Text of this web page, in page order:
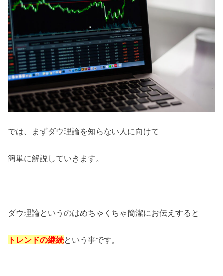
では、まずダウ理論を知らない人に向けて
簡単に解説していきます。
ダウ理論というのはめちゃくちゃ簡潔にお伝えすると
トレンドの継続という事です。